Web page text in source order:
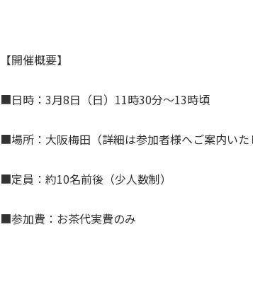
【開催概要】
■日時：3月8日（日）11時30分〜13時頃
■場所：大阪梅田（詳細は参加者様へご案内いた
■定員：約10名前後（少人数制）
■参加費：お茶代実費のみ